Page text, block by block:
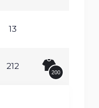
13
212
200